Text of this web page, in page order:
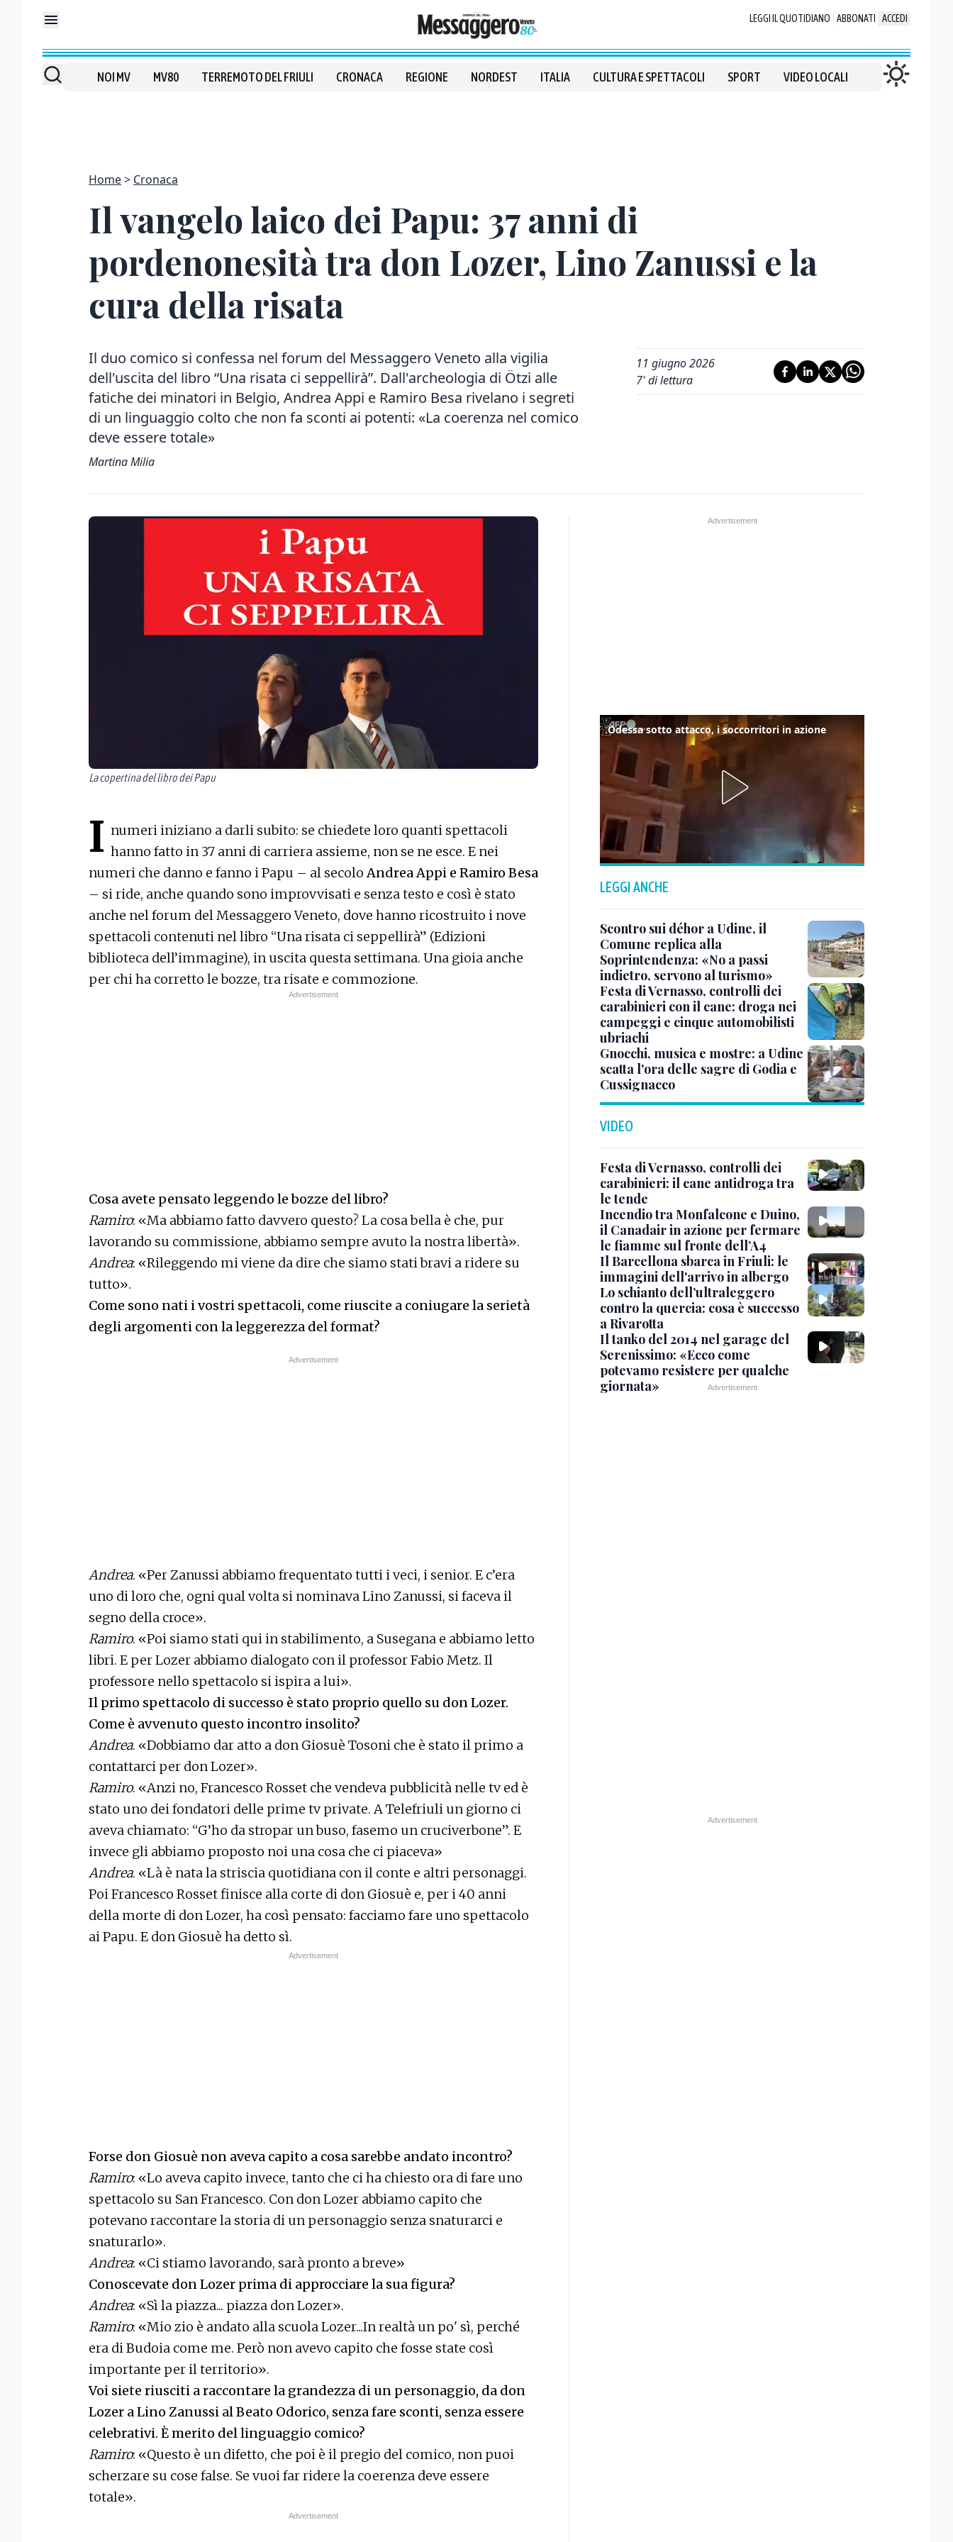
LEGGI IL QUOTIDIANO ABBONATI ACCEDI
NOI MV MV80 TERREMOTO DEL FRIULI CRONACA REGIONE NORDEST ITALIA CULTURA E SPETTACOLI SPORT VIDEO LOCALI
Home Cronaca
Il vangelo laico dei Papu: 37 anni di
pordenonesità tra don Lozer, Lino Zanussi e la
cura della risata
Il duo comico si confessa nel forum del Messaggero Veneto alla vigilia
dell'uscita del libro “Una risata ci seppellirà”. Dall'archeologia di Ötzi alle
fatiche dei minatori in Belgio, Andrea Appi e Ramiro Besa rivelano i segreti
di un linguaggio colto che non fa sconti ai potenti: «La coerenza nel comico
deve essere totale»
Martina Milia
11 giugno 2026
7' di lettura
La copertina del libro dei Papu
I numeri iniziano a darli subito: se chiedete loro quanti spettacoli
hanno fatto in 37 anni di carriera assieme, non se ne esce. E nei
numeri che danno e fanno i Papu – al secoloAndrea Appi e Ramiro Besa
– si ride, anche quando sono improvvisati e senza testo e così è stato
anche nel forum del Messaggero Veneto, dove hanno ricostruito i nove
spettacoli contenuti nel libro “Una risata ci seppellirà” (Edizioni
biblioteca dell’immagine), in uscita questa settimana. Una gioia anche
per chi ha corretto le bozze, tra risate e commozione.
Cosa avete pensato leggendo le bozze del libro?
Ramiro: «Ma abbiamo fatto davvero questo? La cosa bella è che, pur
lavorando su commissione, abbiamo sempre avuto la nostra libertà».
Andrea: «Rileggendo mi viene da dire che siamo stati bravi a ridere su
tutto».
Come sono nati i vostri spettacoli, come riuscite a coniugare la serietà
degli argomenti con la leggerezza del format?
Andrea. «Per Zanussi abbiamo frequentato tutti i veci, i senior. E c’era
uno di loro che, ogni qual volta si nominava Lino Zanussi, si faceva il
segno della croce».
Ramiro. «Poi siamo stati qui in stabilimento, a Susegana e abbiamo letto
libri. E per Lozer abbiamo dialogato con il professor Fabio Metz. Il
professore nello spettacolo si ispira a lui».
Il primo spettacolo di successo è stato proprio quello su don Lozer.
Come è avvenuto questo incontro insolito?
Andrea. «Dobbiamo dar atto a don Giosuè Tosoni che è stato il primo a
contattarci per don Lozer».
Ramiro. «Anzi no, Francesco Rosset che vendeva pubblicità nelle tv ed è
stato uno dei fondatori delle prime tv private. A Telefriuli un giorno ci
aveva chiamato: “G’ho da stropar un buso, fasemo un cruciverbone”. E
invece gli abbiamo proposto noi una cosa che ci piaceva»
Andrea. «Là è nata la striscia quotidiana con il conte e altri personaggi.
Poi Francesco Rosset finisce alla corte di don Giosuè e, per i 40 anni
della morte di don Lozer, ha così pensato: facciamo fare uno spettacolo
ai Papu. E don Giosuè ha detto sì.
Forse don Giosuè non aveva capito a cosa sarebbe andato incontro?
Ramiro: «Lo aveva capito invece, tanto che ci ha chiesto ora di fare uno
spettacolo su San Francesco. Con don Lozer abbiamo capito che
potevano raccontare la storia di un personaggio senza snaturarci e
snaturarlo».
Andrea: «Ci stiamo lavorando, sarà pronto a breve»
Conoscevate don Lozer prima di approcciare la sua figura?
Andrea: «Sì la piazza... piazza don Lozer».
Ramiro: «Mio zio è andato alla scuola Lozer...In realtà un po' sì, perché
era di Budoia come me. Però non avevo capito che fosse state così
importante per il territorio».
Voi siete riusciti a raccontare la grandezza di un personaggio, da don
Lozer a Lino Zanussi al Beato Odorico, senza fare sconti, senza essere
celebrativi. È merito del linguaggio comico?
Ramiro: «Questo è un difetto, che poi è il pregio del comico, non puoi
scherzare su cose false. Se vuoi far ridere la coerenza deve essere
totale».
Odessa sotto attacco, i soccorritori in azione
LEGGI ANCHE
Scontro sui déhor a Udine, il
Comune replica alla
Soprintendenza: «No a passi
indietro, servono al turismo»
Festa di Vernasso, controlli dei
carabinieri con il cane: droga nei
campeggi e cinque automobilisti
ubriachi
Gnocchi, musica e mostre: a Udine
scatta l'ora delle sagre di Godia e
Cussignacco
VIDEO
Festa di Vernasso, controlli dei
carabinieri: il cane antidroga tra
le tende
Incendio tra Monfalcone e Duino,
il Canadair in azione per fermare
le fiamme sul fronte dell’A4
Il Barcellona sbarca in Friuli: le
immagini dell'arrivo in albergo
Lo schianto dell’ultraleggero
contro la quercia: cosa è successo
a Rivarotta
Il tanko del 2014 nel garage del
Serenissimo: «Ecco come
potevamo resistere per qualche
giornata»